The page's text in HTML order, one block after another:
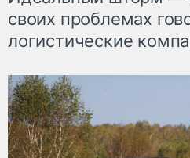
своих проблемах
логистические